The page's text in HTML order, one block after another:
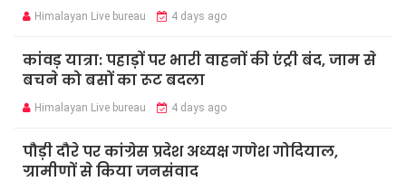
Himalayan Live bureau 4 days ago
कांवड़ यात्रा: पहाड़ों पर भारी वाहनों की एंट्री बंद, जाम से
बचने को बसों का रूट बदला
Himalayan Live bureau 4 days ago
पौड़ी दौरे पर कांग्रेस प्रदेश अध्यक्ष गणेश गोदियाल,
ग्रामीणों से किया जनसंवाद